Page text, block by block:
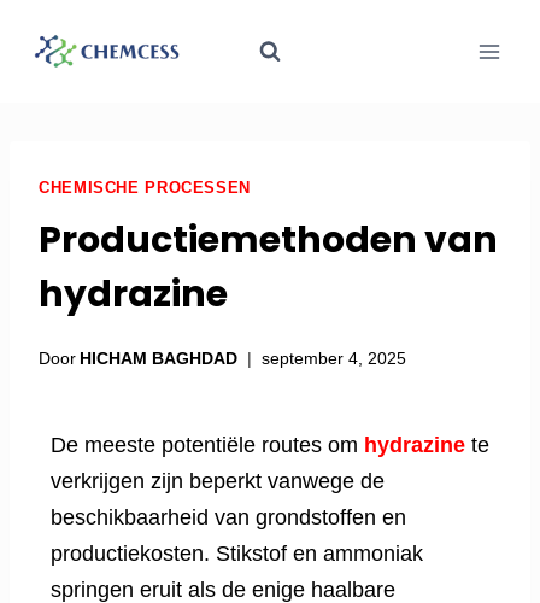
CHEMISCHE PROCESSEN
Productiemethoden van
hydrazine
Door HICHAM BAGHDAD september 4, 2025
De meeste potentiële routes om hydrazine te
verkrijgen zijn beperkt vanwege de
beschikbaarheid van grondstoffen en
productiekosten. Stikstof en ammoniak
springen eruit als de enige haalbare